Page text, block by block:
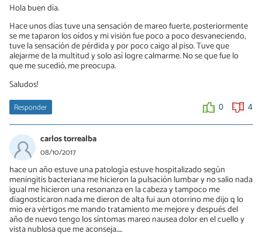
Hola buen día.
Hace unos días tuve una sensación de mareo fuerte, posteriormente
se me taparon los oídos y mi visión fue poco a poco desvaneciendo,
tuve la sensación de pérdida y por poco caigo al piso. Tuve que
alejarme de la multitud y solo así logre calmarme. No se que fue lo
que me sucedió, me preocupa.
Saludos!
Responder 0 4
carlos torrealba
08/10/2017
hace un año estuve una patología estuve hospitalizado según
meningitis bacteriana me hicieron la pulsación lumbar y no salio nada
igual me hicieron una resonanza en la cabeza y tampoco me
diagnosticaron nada me dieron de alta fui aun otorrino me dijo q lo
mio era vértigos me mando tratamiento me mejore y después del
año de nuevo tengo los síntomas mareo nausea dolor en el cuello y
vista nublosa que me aconseja.....